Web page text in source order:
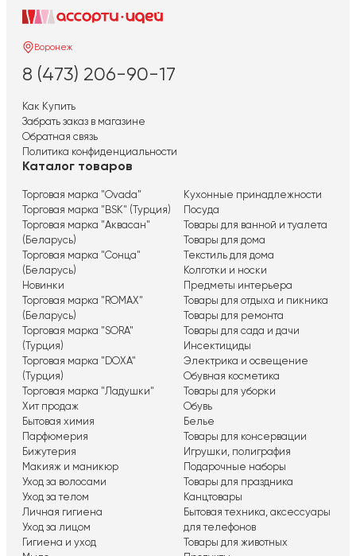
Воронеж
8 (473) 206-90-17
Как Купить
Забрать заказ в магазине
Обратная связь
Политика конфиденциальности
Каталог товаров
Торговая марка "Ovada"
Торговая марка "BSK" (Турция)
Торговая марка "Аквасан"
(Беларусь)
Торговая марка "Сонца"
(Беларусь)
Новинки
Торговая марка "ROMAX"
(Беларусь)
Торговая марка "SORA"
(Турция)
Торговая марка "DOXA"
(Турция)
Торговая марка "Ладушки"
Хит продаж
Бытовая химия
Парфюмерия
Бижутерия
Макияж и маникюр
Уход за волосами
Уход за телом
Личная гигиена
Уход за лицом
Гигиена и уход
Кухонные принадлежности
Посуда
Товары для ванной и туалета
Товары для дома
Текстиль для дома
Колготки и носки
Предметы интерьера
Товары для отдыха и пикника
Товары для ремонта
Товары для сада и дачи
Инсектициды
Электрика и освещение
Обувная косметика
Товары для уборки
Обувь
Белье
Товары для консервации
Игрушки, полиграфия
Подарочные наборы
Товары для праздника
Канцтовары
Бытовая техника, аксессуары
для телефонов
Товары для животных